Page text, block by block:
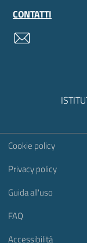
CONTATTI
Sezione
Cookie policy
Privacy policy
Guida all'uso
FAQ
Accessibilità